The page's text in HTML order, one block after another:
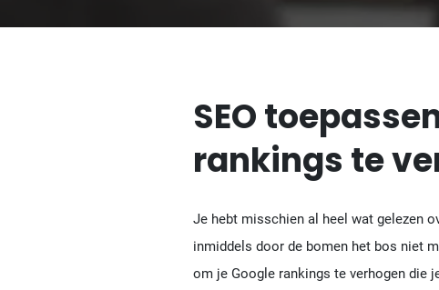
SEO
rankings te
Je hebt misschien al heel wat gelezen
inmiddels door de bomen het bos niet
om je Google rankings te verhogen die